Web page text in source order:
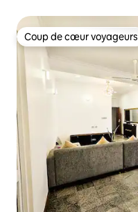
Coup de cœur voyageurs
Coup de cœur voyageurs